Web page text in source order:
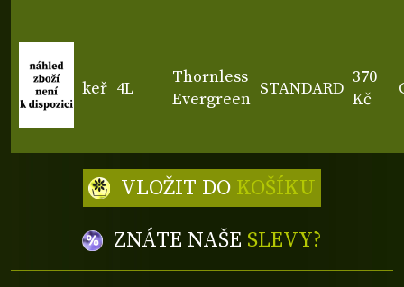
keř 4L
Thornless
Evergreen
STANDARD
370
Kč
ZNÁTE NAŠE SLEVY?
VLOŽIT DO KOŠÍKU